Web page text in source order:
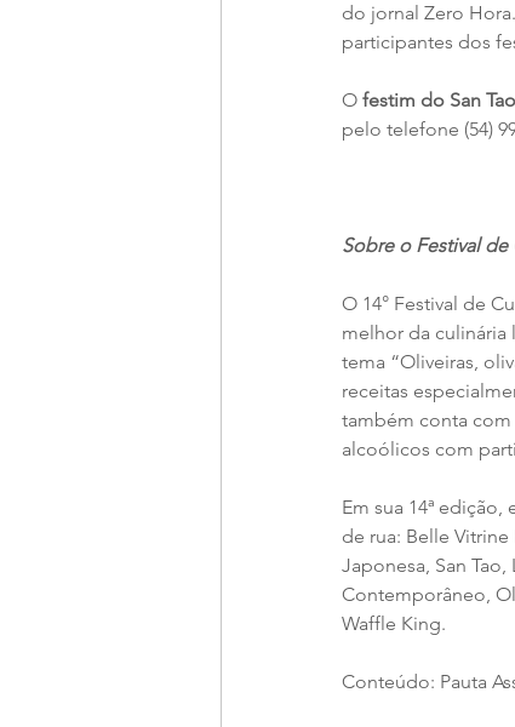
do jornal Zero
participantes dos
O festim do San
pelo telefone (54)
Sobre o Festival
O 14° Festival de
melhor da culinária
tema “Oliveiras,
receitas
também conta
alcoólicos com
Em sua 14ª
de rua: Belle Vitrine
Japonesa, San
Contemporâneo,
Waffle King.
Conteúdo: Pauta